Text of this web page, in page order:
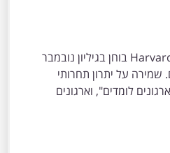
ה- Harvard Business Review בוחן בגיליון נובמבר
שמירה על יתרון תחרותי
לומדים", וארגונים